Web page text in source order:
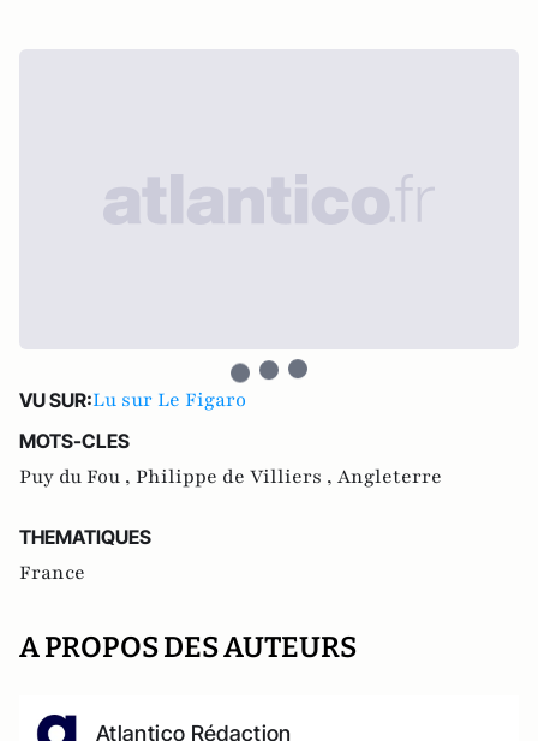
VU SUR:Lu sur Le Figaro
MOTS-CLES
Puy du Fou , Philippe de Villiers , Angleterre
THEMATIQUES
France
A PROPOS DES AUTEURS
Atlantico Rédaction